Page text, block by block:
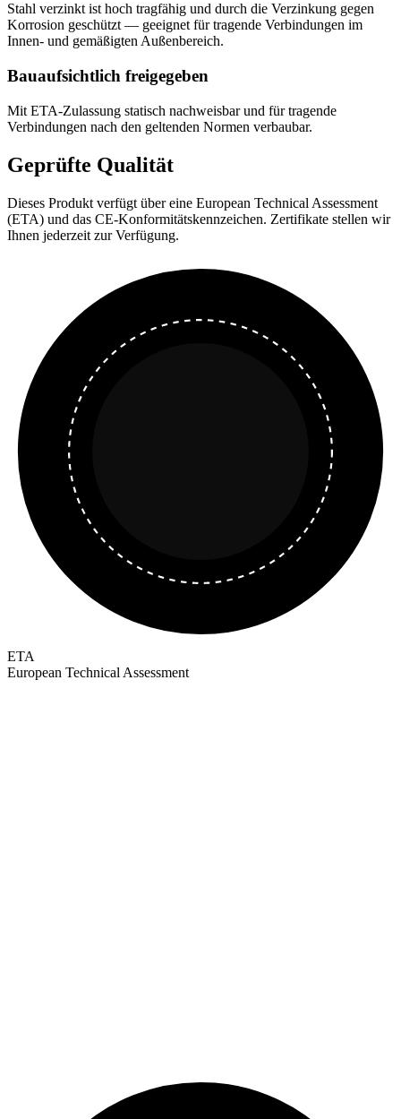
Stahl verzinkt ist hoch tragfähig und durch die Verzinkung gegen
Korrosion geschützt — geeignet für tragende Verbindungen im
Innen- und gemäßigten Außenbereich.
Bauaufsichtlich freigegeben
Mit ETA-Zulassung statisch nachweisbar und für tragende
Verbindungen nach den geltenden Normen verbaubar.
Geprüfte Qualität
Dieses Produkt verfügt über eine European Technical Assessment
(ETA) und das CE-Konformitätskennzeichen. Zertifikate stellen wir
Ihnen jederzeit zur Verfügung.
ETA
European Technical Assessment